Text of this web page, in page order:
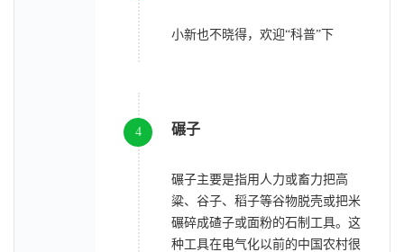
小新也不晓得，欢迎“科普”下
4 碾子
碾子主要是指用人力或畜力把高
粱、谷子、稻子等谷物脱壳或把米
碾碎成碴子或面粉的石制工具。这
种工具在电气化以前的中国农村很